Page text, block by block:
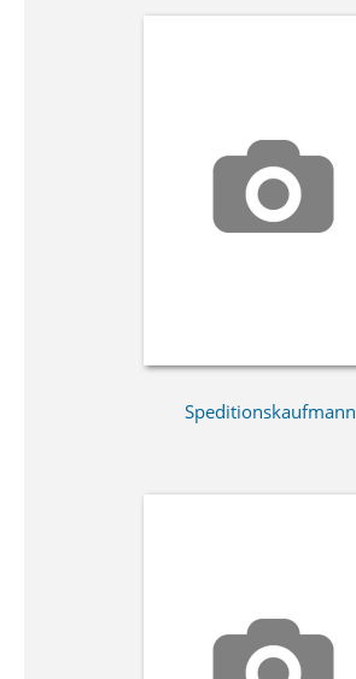
Speditionskaufmann